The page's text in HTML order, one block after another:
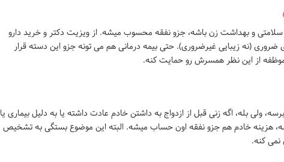
و بهداشت زن باشه، جزو نفقه محسوب میشه. از ویزیت دکتر و خرید دارو
(نه زیبایی غیرضروری). حتی بیمه درمانی هم می تونه جزو این دسته قرار
از این نظر همسرش رو حمایت کنه.
ولی بله، اگه زنی قبل از ازدواج به داشتن خادم عادت داشته یا به دلیل بیماری یا
هزینه خادم هم جزو نفقه اون حساب میشه. البته این موضوع بستگی به تشخیص
کنه.